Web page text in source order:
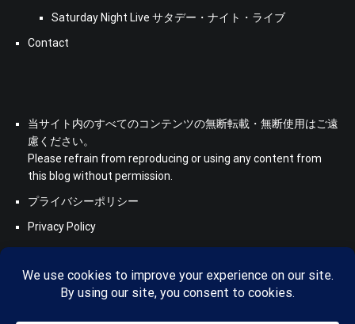
Saturday Night Live サタデー・ナイト・ライブ
Contact
当サイト内のすべてのコンテンツの無断転載・無断使用はご遠
慮ください。
Please refrain from reproducing or using any content from
this blog without permission.
プライバシーポリシー
Privacy Policy